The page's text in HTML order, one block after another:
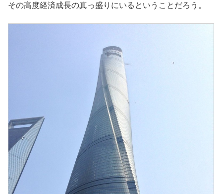
その高度経済成長の真っ盛りにいるということだろう。